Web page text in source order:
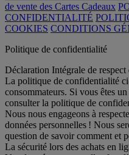
de vente des Cartes Cadeaux
CONFIDENTIALITÉ
COOKIES CONDITIONS
Politique de confidentialité
Déclaration Intégrale de
La politique de confidentialité
consommateurs. Si vous êtes
consulter la politique de
Nous nous engageons à
données personnelles ! Nous
question de savoir comment et
La sécurité lors des achats en